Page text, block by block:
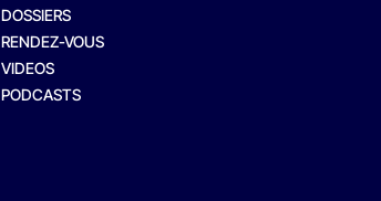
DOSSIERS
RENDEZ-VOUS
VIDEOS
PODCASTS